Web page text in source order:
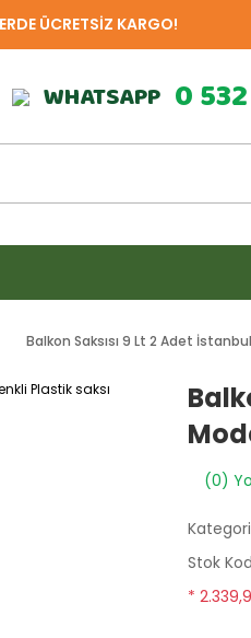
ÜCRETSİZ KARGO!
WHATSAPP 0
Balkon Saksısı 9 Lt 2 Adet
(0)
Kategori
Stok
*